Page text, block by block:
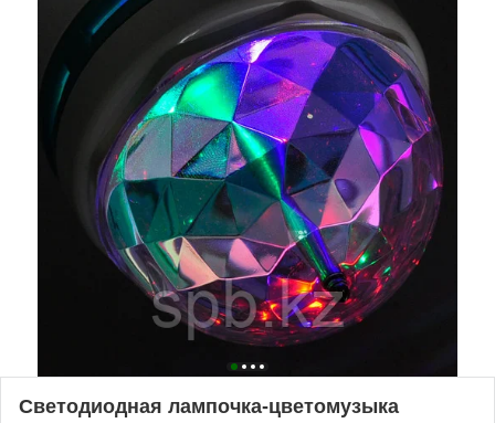
Светодиодная лампочка-цветомузыка